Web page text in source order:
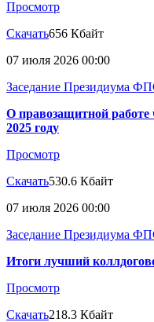
Просмотр
Скачать656 Кбайт
07 июля 2026 00:00
Заседание Президиума
О правозащитной
2025 году
Просмотр
Скачать530.6 Кбайт
07 июля 2026 00:00
Заседание Президиума
Итоги лучший
Просмотр
Скачать218.3 Кбайт